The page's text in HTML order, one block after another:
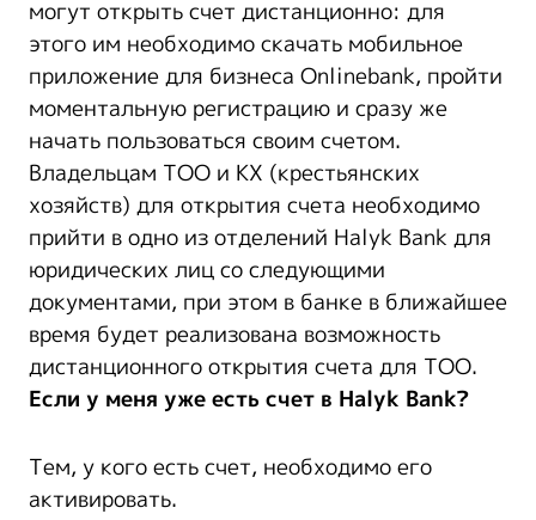
могут открыть счет дистанционно: для
этого им необходимо скачать мобильное
приложение для бизнеса Onlinebank, пройти
моментальную регистрацию и сразу же
начать пользоваться своим счетом.
Владельцам ТОО и КХ (крестьянских
хозяйств) для открытия счета необходимо
прийти в одно из отделений Halyk Bank для
юридических лиц со следующими
документами, при этом в банке в ближайшее
время будет реализована возможность
дистанционного открытия счета для ТОО.
Если у меня уже есть счет в Halyk Bank?
Тем, у кого есть счет, необходимо его
активировать.